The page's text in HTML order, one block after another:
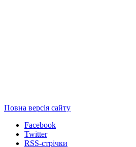
Повна версія сайту
Facebook
Twitter
RSS-стрічки